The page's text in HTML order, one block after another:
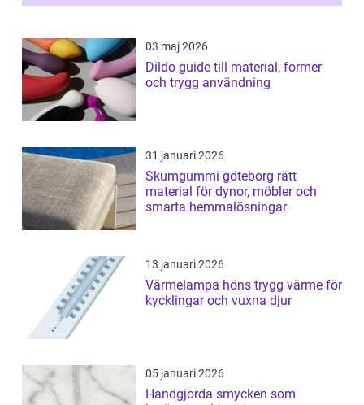
03 maj 2026
Dildo guide till material, former
och trygg användning
31 januari 2026
Skumgummi göteborg rätt
material för dynor, möbler och
smarta hemmalösningar
13 januari 2026
Värmelampa höns trygg värme för
kycklingar och vuxna djur
05 januari 2026
Handgjorda smycken som